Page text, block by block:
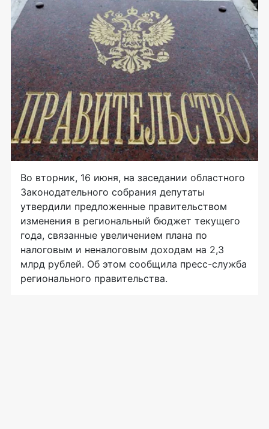
Во вторник, 16 июня, на заседании областного
Законодательного собрания депутаты
утвердили предложенные правительством
изменения в региональный бюджет текущего
года, связанные увеличением плана по
налоговым и неналоговым доходам на 2,3
млрд рублей. Об этом сообщила пресс-служба
регионального правительства.